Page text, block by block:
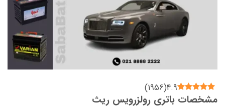
4.9
(
1956
)
مشخصات باتری رولزرویس ریث